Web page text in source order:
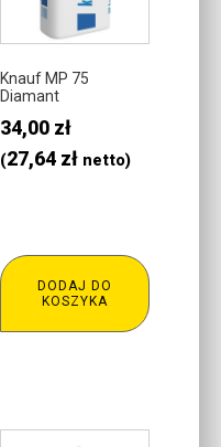
Knauf MP 75
Diamant
34,00 zł
(27,64 złnetto)
DODAJ DO
KOSZYKA